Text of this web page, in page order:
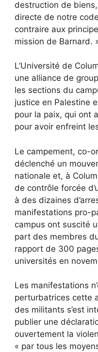
destruction de
directe de notre
contraire aux
mission de Barnard.
L’Université de
une alliance de
les sections du
justice en Palestine
pour la paix, qui ont
pour avoir enfreint
Le campement, co-
déclenché un
nationale et, à
de contrôle forcée
à des dizaines
manifestations pro-
campus ont suscité
part des membres
rapport de 300
universités en
Les manifestations
perturbatrices cette
des militants s’est
publier une
ouvertement la
« par tous les